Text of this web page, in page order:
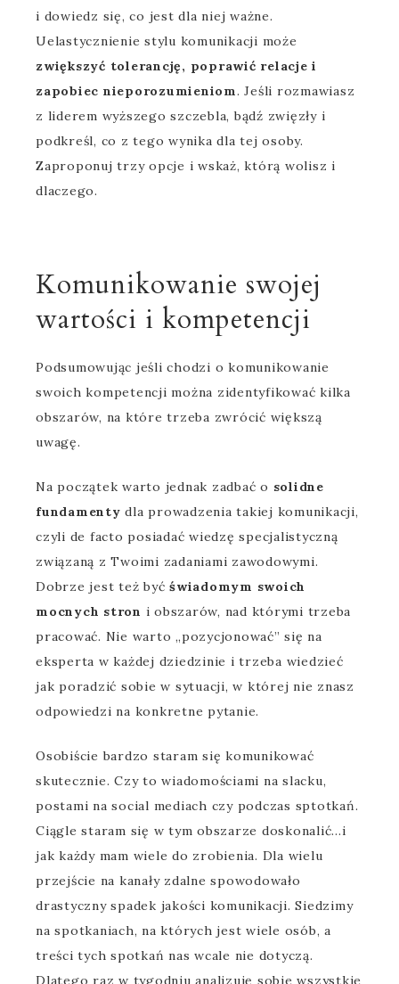
i dowiedz się, co jest dla niej ważne.
Uelastycznienie stylu komunikacji może
zwiększyć tolerancję, poprawić relacje i
zapobiec nieporozumieniom . Jeśli rozmawiasz
z liderem wyższego szczebla, bądź zwięzły i
podkreśl, co z tego wynika dla tej osoby.
Zaproponuj trzy opcje i wskaż, którą wolisz i
dlaczego.
Komunikowanie swojej
wartości i kompetencji
Podsumowując jeśli chodzi o komunikowanie
swoich kompetencji można zidentyfikować kilka
obszarów, na które trzeba zwrócić większą
uwagę.
Na początek warto jednak zadbać o solidne
fundamenty dla prowadzenia takiej komunikacji,
czyli de facto posiadać wiedzę specjalistyczną
związaną z Twoimi zadaniami zawodowymi.
Dobrze jest też być świadomym swoich
mocnych stron i obszarów, nad którymi trzeba
pracować. Nie warto „pozycjonować” się na
eksperta w każdej dziedzinie i trzeba wiedzieć
jak poradzić sobie w sytuacji, w której nie znasz
odpowiedzi na konkretne pytanie.
Osobiście bardzo staram się komunikować
skutecznie. Czy to wiadomościami na slacku,
postami na social mediach czy podczas sptotkań.
Ciągle staram się w tym obszarze doskonalić…i
jak każdy mam wiele do zrobienia. Dla wielu
przejście na kanały zdalne spowodowało
drastyczny spadek jakości komunikacji. Siedzimy
na spotkaniach, na których jest wiele osób, a
treści tych spotkań nas wcale nie dotyczą.
Dlatego raz w tygodniu analizuję sobie wszystkie